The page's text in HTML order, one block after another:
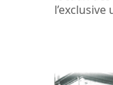
l’exclusive